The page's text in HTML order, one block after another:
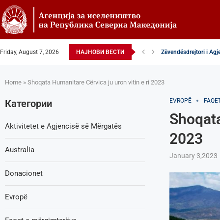
Friday, August 7, 2026 НАЈНОВИ ВЕСТИ Zëvendësdrejtori i
Home » Shoqata Humanitare Cërvica ju uron vitin e ri 2023
EVROPË
2023
January 3,2023
Категории
Aktivitetet e Agjencisë së Мërgatës
Australia
Donacionet
Evropë